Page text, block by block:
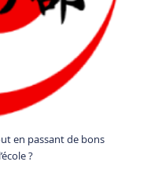
en passant de bons
?